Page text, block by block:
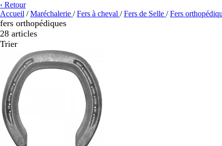
‹ Retour
Accueil /Maréchalerie /Fers à cheval /Fers de Selle /Fers
fers orthopédiques
28 articles
Trier